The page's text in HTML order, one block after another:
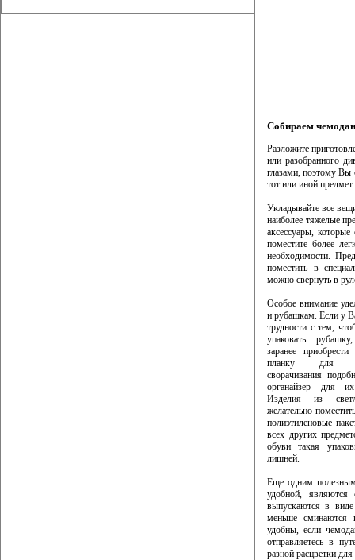
Собираем чемодан
Разложите
или разобранного
глазами, поэтому Вы
тот или иной предмет
Укладывайте все
наиболее тяжелые
аксессуары,
поместите более
необходимости.
поместить в
можно свернуть в
Особое внимание
и рубашкам. Если у
трудности с тем,
упаковать
заранее приобрести
планку для
сворачивания
органайзер для
Изделия из
желательно
полиэтиленовые
всех других
обуви такая
лишней.
Еще одним полезным
удобной, являются
выпускаются в
меньше сминаются
удобны, если
отправляетесь в
разной расцветки